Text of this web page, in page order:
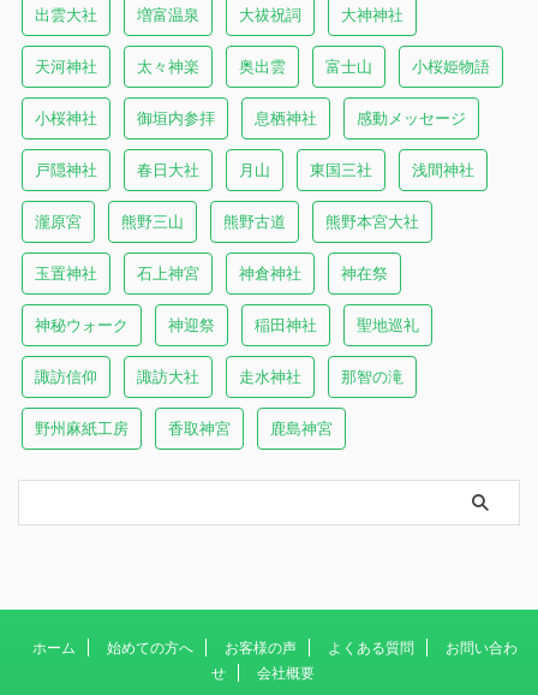
出雲大社 増富温泉 大祓祝詞 大神神社
天河神社 太々神楽 奥出雲 富士山 小桜姫物語
小桜神社 御垣内参拝 息栖神社 感動メッセージ
戸隠神社 春日大社 月山 東国三社 浅間神社
瀧原宮 熊野三山 熊野古道 熊野本宮大社
玉置神社 石上神宮 神倉神社 神在祭
神秘ウォーク 神迎祭 稲田神社 聖地巡礼
諏訪信仰 諏訪大社 走水神社 那智の滝
野州麻紙工房 香取神宮 鹿島神宮
ホーム 始めての方へ お客様の声 よくある質問
お問い合わ
せ
会社概要